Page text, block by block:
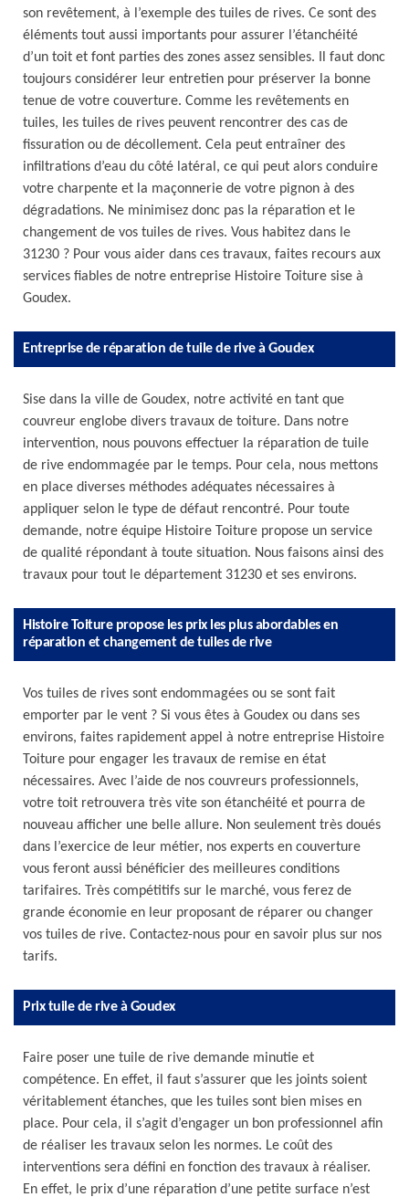
son revêtement, à l’exemple des tuiles de rives. Ce sont des
éléments tout aussi importants pour assurer l’étanchéité
d’un toit et font parties des zones assez sensibles. Il faut donc
toujours considérer leur entretien pour préserver la bonne
tenue de votre couverture. Comme les revêtements en
tuiles, les tuiles de rives peuvent rencontrer des cas de
fissuration ou de décollement. Cela peut entraîner des
infiltrations d’eau du côté latéral, ce qui peut alors conduire
votre charpente et la maçonnerie de votre pignon à des
dégradations. Ne minimisez donc pas la réparation et le
changement de vos tuiles de rives. Vous habitez dans le
31230 ? Pour vous aider dans ces travaux, faites recours aux
services fiables de notre entreprise Histoire Toiture sise à
Goudex.
Entreprise de réparation de tuile de rive à Goudex
Sise dans la ville de Goudex, notre activité en tant que
couvreur englobe divers travaux de toiture. Dans notre
intervention, nous pouvons effectuer la réparation de tuile
de rive endommagée par le temps. Pour cela, nous mettons
en place diverses méthodes adéquates nécessaires à
appliquer selon le type de défaut rencontré. Pour toute
demande, notre équipe Histoire Toiture propose un service
de qualité répondant à toute situation. Nous faisons ainsi des
travaux pour tout le département 31230 et ses environs.
Histoire Toiture propose les prix les plus abordables en
réparation et changement de tuiles de rive
Vos tuiles de rives sont endommagées ou se sont fait
emporter par le vent ? Si vous êtes à Goudex ou dans ses
environs, faites rapidement appel à notre entreprise Histoire
Toiture pour engager les travaux de remise en état
nécessaires. Avec l’aide de nos couvreurs professionnels,
votre toit retrouvera très vite son étanchéité et pourra de
nouveau afficher une belle allure. Non seulement très doués
dans l’exercice de leur métier, nos experts en couverture
vous feront aussi bénéficier des meilleures conditions
tarifaires. Très compétitifs sur le marché, vous ferez de
grande économie en leur proposant de réparer ou changer
vos tuiles de rive. Contactez-nous pour en savoir plus sur nos
tarifs.
Prix tuile de rive à Goudex
Faire poser une tuile de rive demande minutie et
compétence. En effet, il faut s’assurer que les joints soient
véritablement étanches, que les tuiles sont bien mises en
place. Pour cela, il s’agit d’engager un bon professionnel afin
de réaliser les travaux selon les normes. Le coût des
interventions sera défini en fonction des travaux à réaliser.
En effet, le prix d’une réparation d’une petite surface n’est